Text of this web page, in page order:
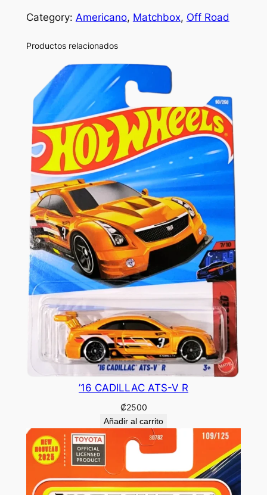
Category: Americano, Matchbox, Off Road
Productos relacionados
’16 CADILLAC ATS-V R
₡2500
Añadir al carrito